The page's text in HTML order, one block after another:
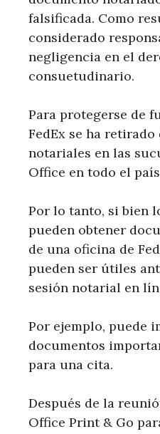
falsificada. Como
considerado
negligencia en el
consuetudinario.
Para protegerse de
FedEx se ha
notariales en las
Office en todo el
Por lo tanto, si bien
pueden obtener
de una oficina de
pueden ser útiles
sesión notarial en
Por ejemplo, puede
documentos
para una cita.
Después de la
Office Print & Go